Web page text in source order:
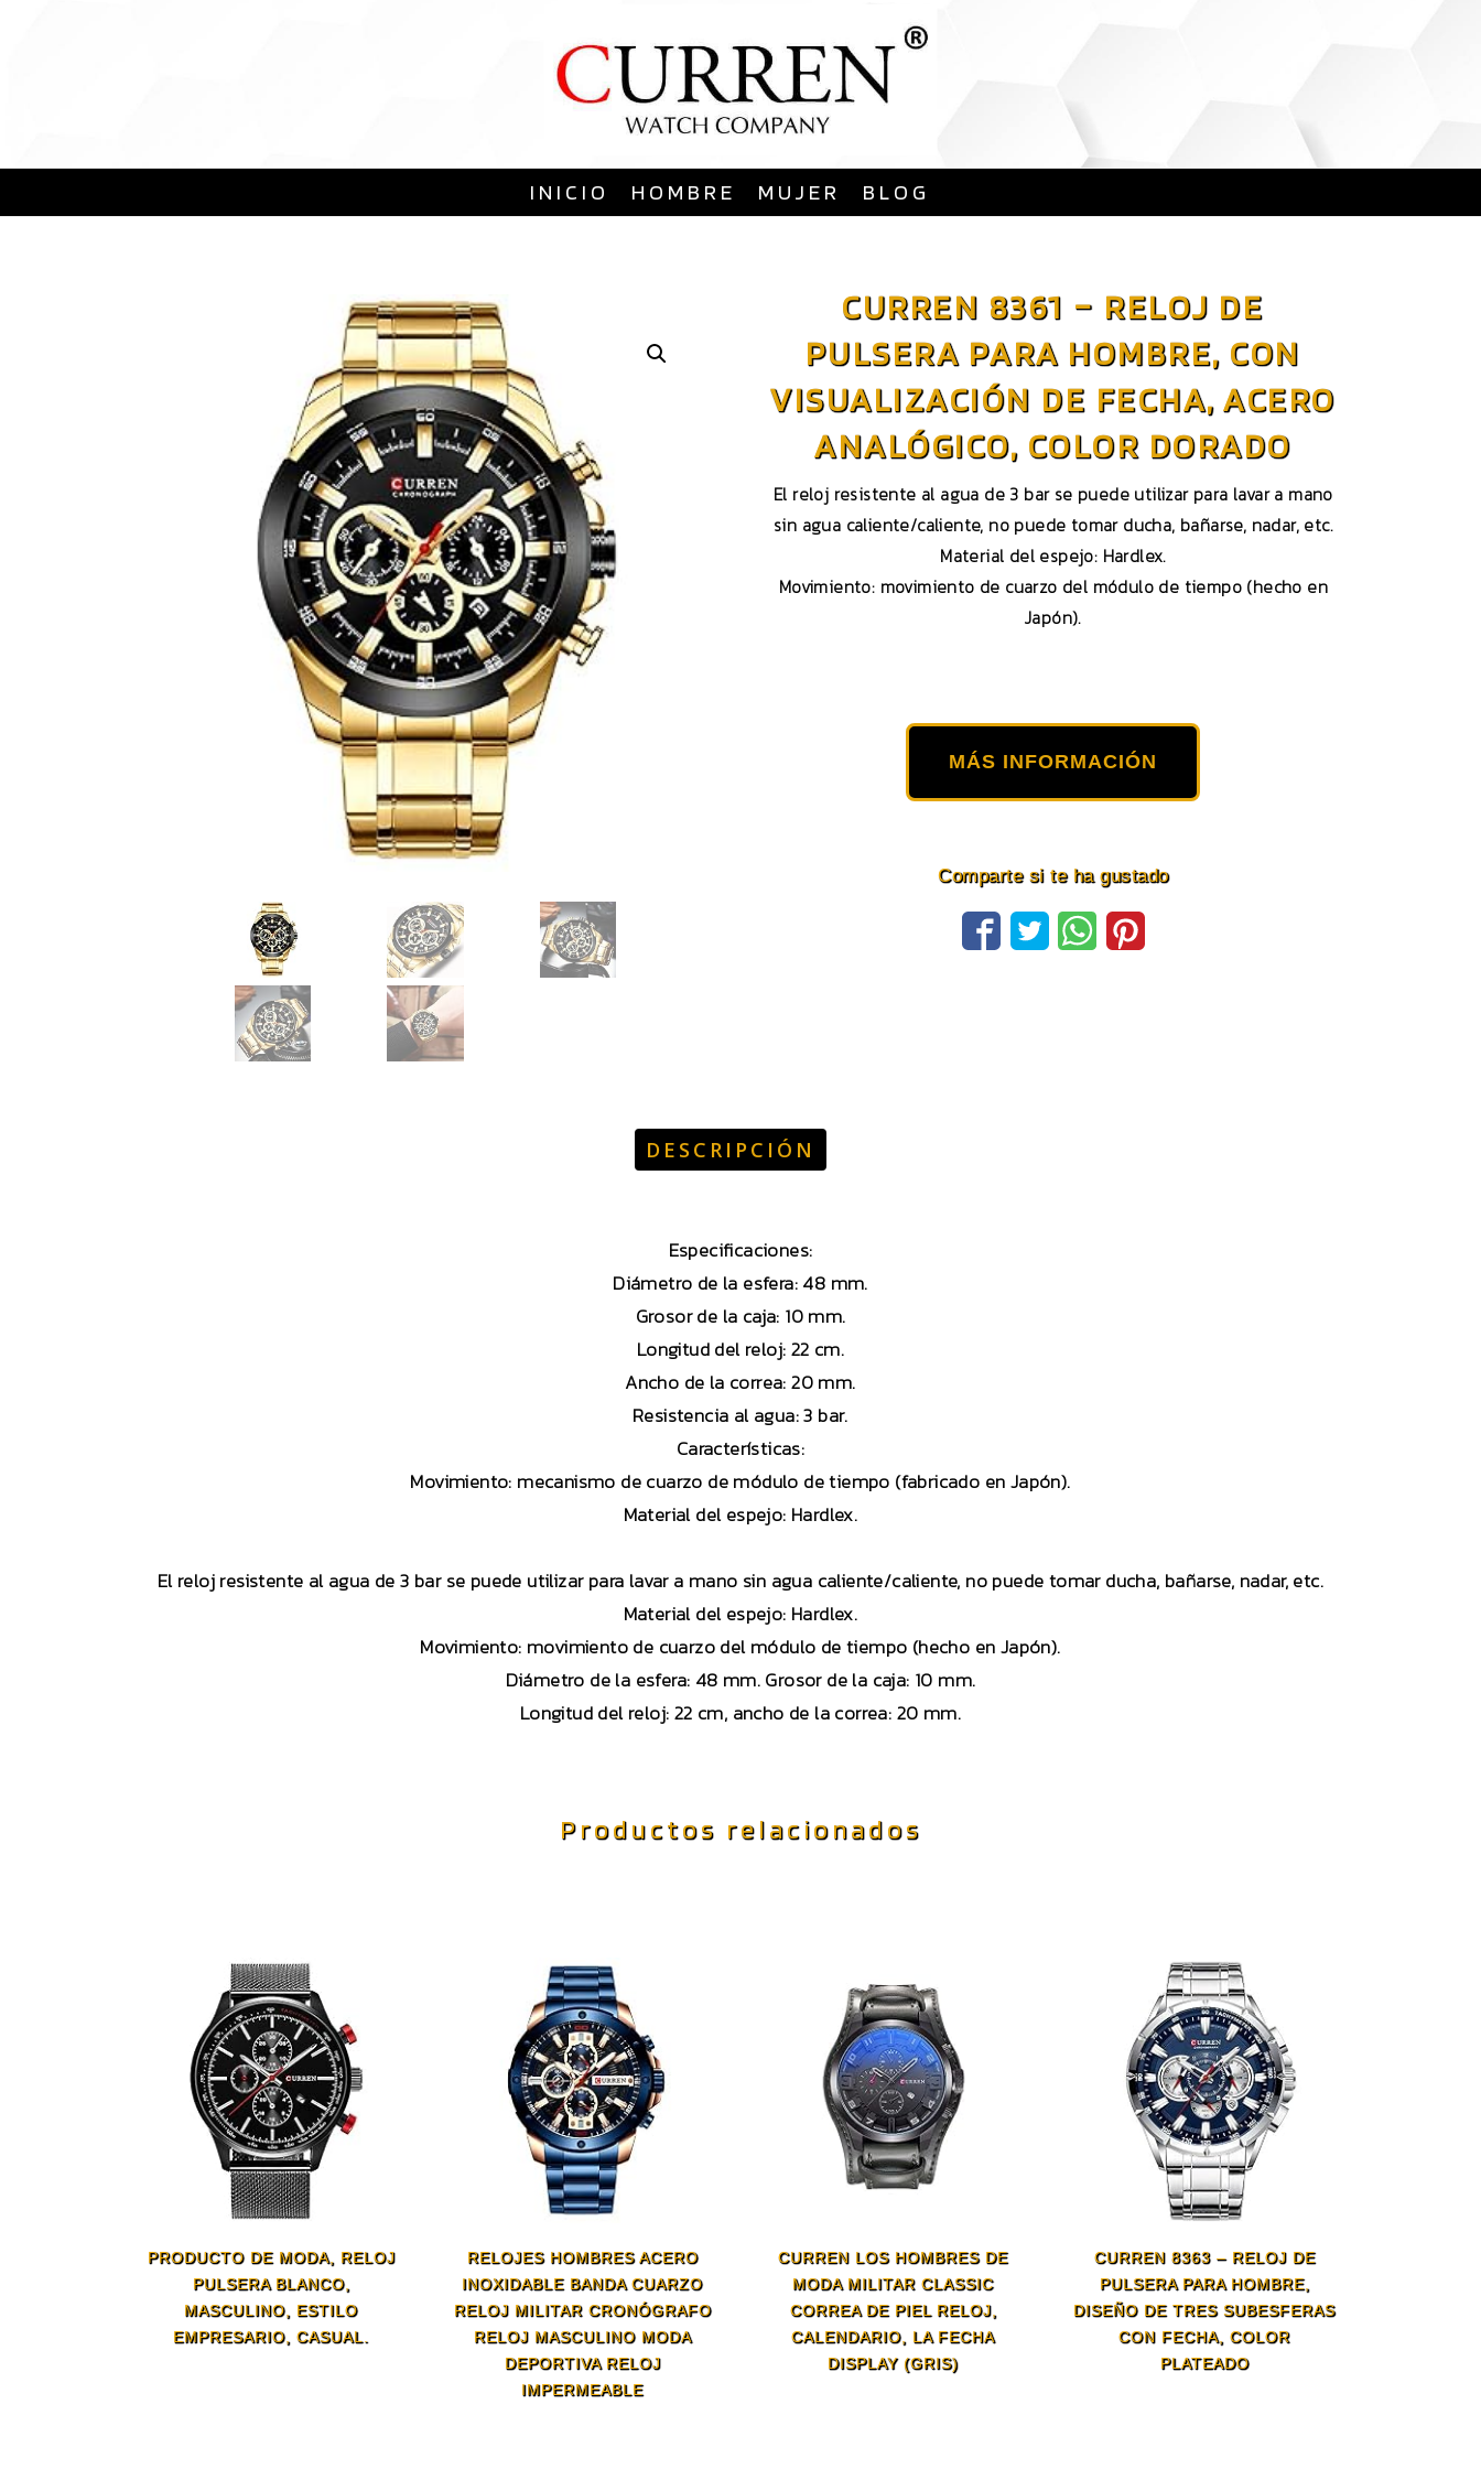
al
contenido
INICIO HOMBRE MUJER BLOG
CURREN 8361 – RELOJ DE
PULSERA PARA HOMBRE, CON
VISUALIZACIÓN DE FECHA, ACERO
ANALÓGICO, COLOR DORADO
El reloj resistente al agua de 3 bar se puede utilizar para lavar a mano
sin agua caliente/caliente, no puede tomar ducha, bañarse, nadar, etc.
Material del espejo: Hardlex.
Movimiento: movimiento de cuarzo del módulo de tiempo (hecho en
Japón).
MÁS INFORMACIÓN
Comparte si te ha gustado
DESCRIPCIÓN
Especificaciones:
Diámetro de la esfera: 48 mm.
Grosor de la caja: 10 mm.
Longitud del reloj: 22 cm.
Ancho de la correa: 20 mm.
Resistencia al agua: 3 bar.
Características:
Movimiento: mecanismo de cuarzo de módulo de tiempo (fabricado en Japón).
Material del espejo: Hardlex.
El reloj resistente al agua de 3 bar se puede utilizar para lavar a mano sin agua caliente/caliente, no puede tomar ducha, bañarse, nadar, etc.
Material del espejo: Hardlex.
Movimiento: movimiento de cuarzo del módulo de tiempo (hecho en Japón).
Diámetro de la esfera: 48 mm. Grosor de la caja: 10 mm.
Longitud del reloj: 22 cm, ancho de la correa: 20 mm.
Productos relacionados
PRODUCTO DE MODA, RELOJ
PULSERA BLANCO,
MASCULINO, ESTILO
EMPRESARIO, CASUAL.
RELOJES HOMBRES ACERO
INOXIDABLE BANDA CUARZO
RELOJ MILITAR CRONÓGRAFO
RELOJ MASCULINO MODA
DEPORTIVA RELOJ
IMPERMEABLE
CURREN LOS HOMBRES DE
MODA MILITAR CLASSIC
CORREA DE PIEL RELOJ,
CALENDARIO, LA FECHA
DISPLAY (GRIS)
CURREN 8363 – RELOJ DE
PULSERA PARA HOMBRE,
DISEÑO DE TRES SUBESFERAS
CON FECHA, COLOR
PLATEADO